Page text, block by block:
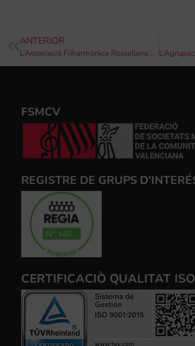
ANTERIOR
L’Associació Filharmònica Rossellana va oferir un concert en homenatge a la figura de la dona al món bandístic
FSMCV
REGISTRE DE GRUPS
CERTIFICACIÒ QUALITAT